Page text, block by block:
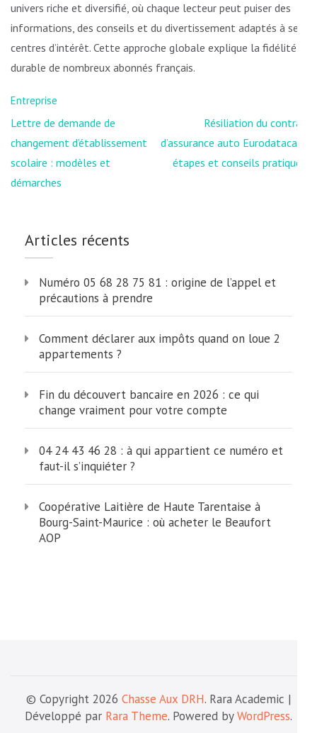
univers riche et diversifié, où chaque lecteur peut puiser des
informations, des conseils et du divertissement adaptés à ses
centres d’intérêt. Cette approche globale explique la fidélité
durable de nombreux abonnés français.
Entreprise
Navigation
de
l’article
Lettre de demande de
changement d’établissement
scolaire : modèles et
démarches
Résiliation du contrat
d’assurance auto Eurodatacar :
étapes et conseils pratiques
Articles récents
Numéro 05 68 28 75 81 : origine de l’appel et
précautions à prendre
Comment déclarer aux impôts quand on loue 2
appartements ?
Fin du découvert bancaire en 2026 : ce qui
change vraiment pour votre compte
04 24 43 46 28 : à qui appartient ce numéro et
faut-il s’inquiéter ?
Coopérative Laitière de Haute Tarentaise à
Bourg-Saint-Maurice : où acheter le Beaufort
AOP
© Copyright 2026 Chasse Aux DRH. Rara Academic |
Développé par Rara Theme. Powered byWordPress.